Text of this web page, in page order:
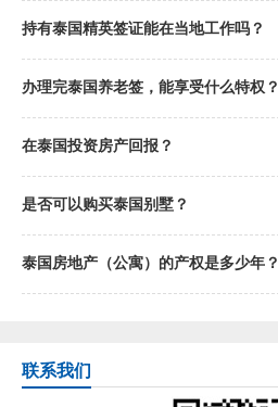
持有泰国精英签证能在当地工作吗？
办理完泰国养老签，能享受什么特权？
在泰国投资房产回报？
是否可以购买泰国别墅？
泰国房地产（公寓）的产权是多少年？
联系我们